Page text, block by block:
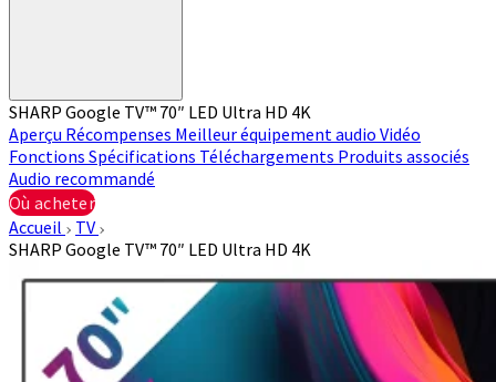
SHARP Google TV™ 70″ LED Ultra HD 4K
Aperçu Récompenses Meilleur équipement audio Vidéo
Fonctions Spécifications Téléchargements Produits associés
Audio recommandé
Où acheter
Accueil
TV
SHARP Google TV™ 70″ LED Ultra HD 4K